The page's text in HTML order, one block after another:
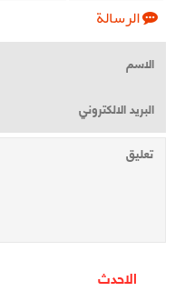
الرسالة
الاحدث